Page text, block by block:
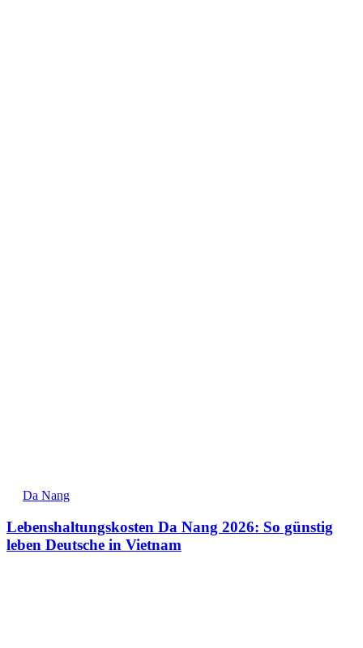
Da Nang
Lebenshaltungskosten Da Nang 2026: So günstig
leben Deutsche in Vietnam